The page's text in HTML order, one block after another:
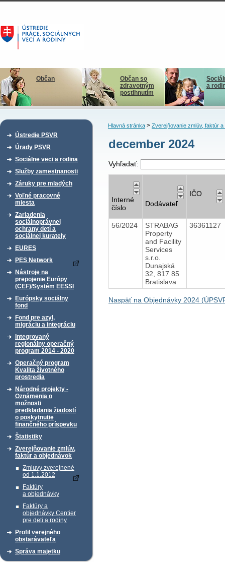
Občan
Občan so
zdravotným
postihnutím
a
Ústredie PSVR
Úrady PSVR
Sociálne veci a rodina
Služby zamestnanosti
Záruky pre mladých
Voľné pracovné
miesta
Zariadenia
sociálnoprávnej
ochrany detí a
sociálnej kurately
EURES
PES Network
Nástroje na
prepojenie Európy
(CEF)/Systém EESSI
Európsky sociálny
fond
Fond pre azyl,
migráciu a integráciu
Integrovaný
regionálny operačný
program 2014 - 2020
Operačný program
Kvalita životného
prostredia
Národné projekty -
Oznámenia o
možnosti
predkladania žiadostí
o poskytnutie
finančného príspevku
Štatistiky
Zverejňovanie zmlúv,
faktúr a objednávok
Zmluvy zverejnené
od 1.1.2012
Faktúry
a objednávky
Faktúry a
objednávky Centier
pre deti a rodiny
Profil verejného
obstarávateľa
Správa majetku
Hlavná stránka> Zverejňovanie zmlúv, faktúr a
december 2024
Vyhľadať:
Interné
číslo
Dodávateľ
IČO
56/2024
STRABAG
Property
and Facility
Services
s.r.o.
Dunajská
32, 817 85
Bratislava
36361127
Naspäť na Objednávky 2024